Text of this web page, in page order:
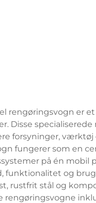
rengøringsvogn er
Disse
forsyninger,
fungerer som en
på én
funktionalitet og
rustfrit stål og
rengøringsvogne